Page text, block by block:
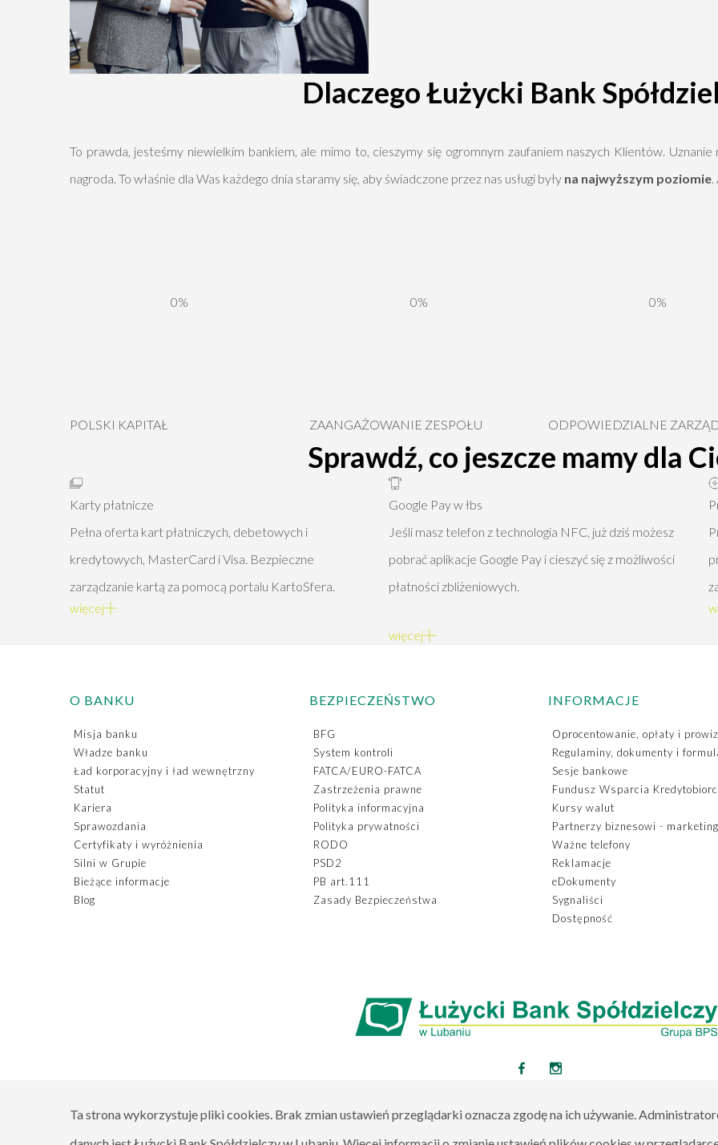
Dlaczego Łużycki Bank
To prawda, jesteśmy niewielkim bankiem, ale mimo to, cieszymy się ogromnym zaufaniem naszych Klientów.
nagroda. To właśnie dla Was każdego dnia staramy się, aby świadczone przez nas usługi były na najwyższym poziomie
0%
POLSKI KAPITAŁ
0%
ZAANGAŻOWANIE ZESPOŁU
0%
ODPOWIEDZIALNE
Sprawdź, co jeszcze mamy dla
Karty płatnicze
Pełna oferta kart płatniczych, debetowych i
kredytowych, MasterCard i Visa. Bezpieczne
zarządzanie kartą za pomocą portalu KartoSfera.
więcej
Google Pay w łbs
Jeśli masz telefon z technologia NFC, już dziś możesz
pobrać aplikacje Google Pay i cieszyć się z możliwości
płatności zbliżeniowych.
więcej
O BANKU
Misja banku
Władze banku
Ład korporacyjny i ład wewnętrzny
Statut
Kariera
Sprawozdania
Certyfikaty i wyróżnienia
Silni w Grupie
Bieżące informacje
Blog
BEZPIECZEŃSTWO
BFG
System kontroli
FATCA/EURO-FATCA
Zastrzeżenia prawne
Polityka informacyjna
Polityka prywatności
RODO
PSD2
PB art.111
Zasady Bezpieczeństwa
INFORMACJE
Oprocentowanie, opłaty i
Regulaminy, dokumenty i
Sesje bankowe
Fundusz Wsparcia
Kursy walut
Partnerzy biznesowi - marketing
Ważne telefony
Reklamacje
eDokumenty
Sygnaliści
Dostępność
Ta strona wykorzystuje pliki cookies. Brak zmian ustawień przeglądarki oznacza zgodę na ich używanie.